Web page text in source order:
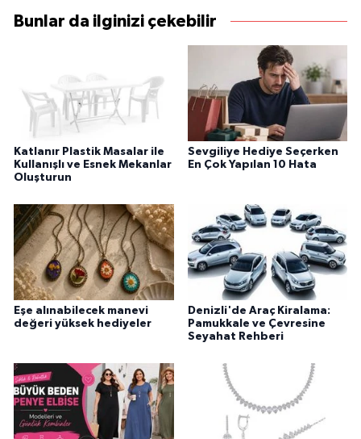
Bunlar da ilginizi çekebilir
Katlanır Plastik Masalar ile
Kullanışlı ve Esnek Mekanlar
Oluşturun
Sevgiliye Hediye Seçerken
En Çok Yapılan 10 Hata
Eşe alınabilecek manevi
değeri yüksek hediyeler
Denizli'de Araç Kiralama:
Pamukkale ve Çevresine
Seyahat Rehberi